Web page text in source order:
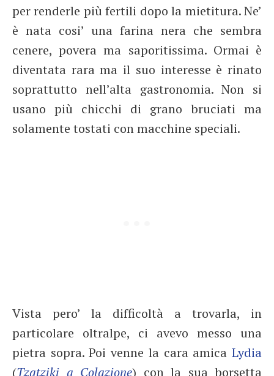
per renderle più fertili dopo la mietitura. Ne’
è nata cosi’ una farina nera che sembra
cenere, povera ma saporitissima. Ormai è
diventata rara ma il suo interesse è rinato
soprattutto nell’alta gastronomia. Non si
usano più chicchi di grano bruciati ma
solamente tostati con macchine speciali.
Vista pero’ la difficoltà a trovarla, in
particolare oltralpe, ci avevo messo una
pietra sopra. Poi venne la cara amica Lydia
(Tzatziki a Colazione) con la sua borsetta